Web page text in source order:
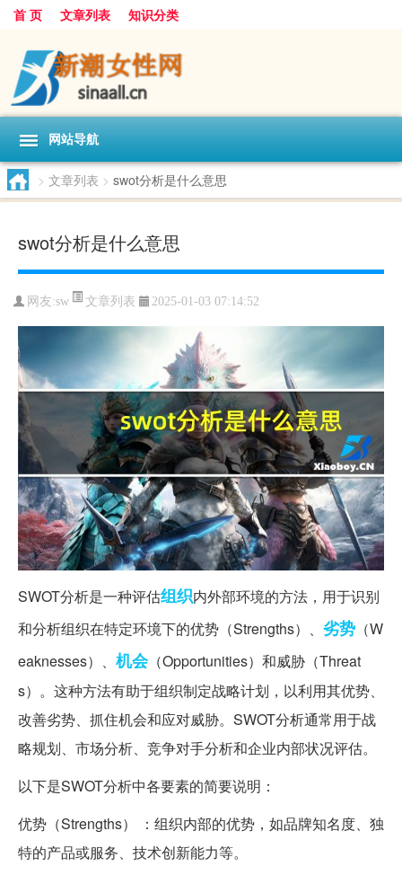
首 页 文章列表 知识分类
网站导航
> 文章列表 > swot分析是什么意思
swot分析是什么意思
网友:sw 文章列表 2025-01-03 07:14:52
SWOT分析是一种评估组织内外部环境的方法，用于识别
和分析组织在特定环境下的优势（Strengths）、 劣势 （W
eaknesses）、 机会（Opportunities）和威胁（Threat
s）。这种方法有助于组织制定战略计划，以利用其优势、
改善劣势、抓住机会和应对威胁。SWOT分析通常用于战
略规划、市场分析、竞争对手分析和企业内部状况评估。
以下是SWOT分析中各要素的简要说明：
优势（Strengths） ：组织内部的优势，如品牌知名度、独
特的产品或服务、技术创新能力等。